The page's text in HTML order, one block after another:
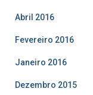
Abril 2016
Fevereiro 2016
Janeiro 2016
Dezembro 2015